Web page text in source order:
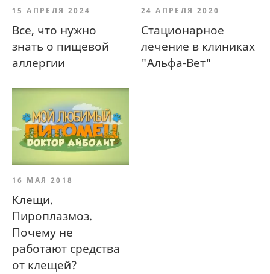
15 АПРЕЛЯ 2024
Все, что нужно
знать о пищевой
аллергии
24 АПРЕЛЯ 2020
Стационарное
лечение в клиниках
"Альфа-Вет"
16 МАЯ 2018
Клещи.
Пироплазмоз.
Почему не
работают средства
от клещей?